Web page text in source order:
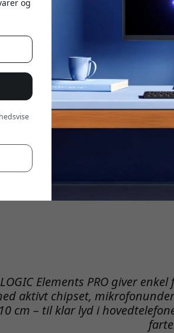
Elements PRO giver
aktivt chipset,
10 cm – til klar lyd i
og